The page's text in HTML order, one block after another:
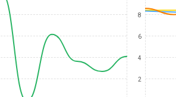
8
6
4
2